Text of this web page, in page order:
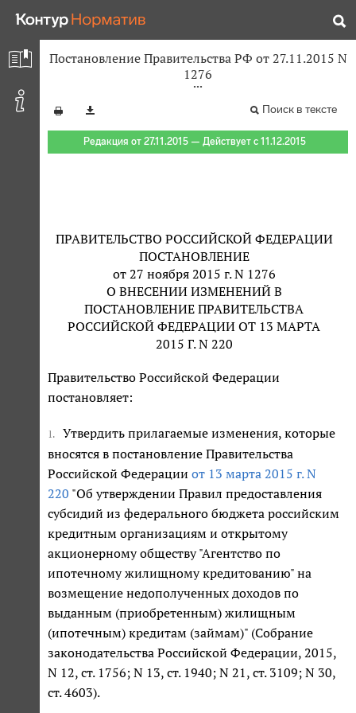
Постановление Правительства РФ от 27.11.2015 N
1276
Поиск в тексте
Редакция от 27.11.2015 — Действует с 11.12.2015
ПРАВИТЕЛЬСТВО РОССИЙСКОЙ ФЕДЕРАЦИИ
ПОСТАНОВЛЕНИЕ
от 27 ноября 2015 г. N 1276
О ВНЕСЕНИИ ИЗМЕНЕНИЙ В
ПОСТАНОВЛЕНИЕ ПРАВИТЕЛЬСТВА
РОССИЙСКОЙ ФЕДЕРАЦИИ ОТ 13 МАРТА
2015 Г. N 220
Правительство Российской Федерации
постановляет:
1.
Утвердить прилагаемые изменения, которые
вносятся в постановление Правительства
Российской Федерации от 13 марта 2015 г. N
220 "Об утверждении Правил предоставления
субсидий из федерального бюджета российским
кредитным организациям и открытому
акционерному обществу "Агентство по
ипотечному жилищному кредитованию" на
возмещение недополученных доходов по
выданным (приобретенным) жилищным
(ипотечным) кредитам (займам)" (Собрание
законодательства Российской Федерации, 2015,
N 12, ст. 1756; N 13, ст. 1940; N 21, ст. 3109; N 30,
ст. 4603).